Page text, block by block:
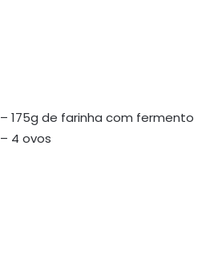
– 175g de farinha com fermento
– 4 ovos